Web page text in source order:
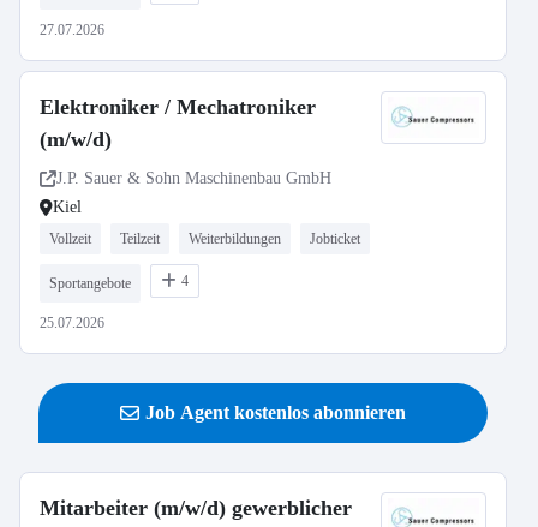
27.07.2026
Elektroniker / Mechatroniker
(m/w/d)
J.P. Sauer & Sohn Maschinenbau GmbH
Kiel
Vollzeit Teilzeit Weiterbildungen Jobticket
Sportangebote 4
25.07.2026
Job Agent kostenlos abonnieren
Mitarbeiter (m/w/d) gewerblicher